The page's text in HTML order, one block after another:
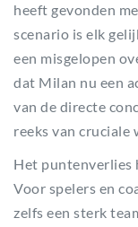
heeft gevonden
scenario is elk
een misgelopen
dat Milan nu een
van de directe
reeks van cruciale
Het puntenverlies
Voor spelers en
zelfs een sterk